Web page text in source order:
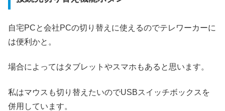
自宅PCと会社PCの切り替えに使えるのでテレワーカーに
は便利かと。
場合によってはタブレットやスマホもあると思います。
私はマウスも切り替えたいのでUSBスイッチボックスを
併用しています。